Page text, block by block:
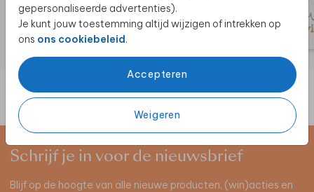
gepersonaliseerde advertenties).
Je kunt jouw toestemming altijd wijzigen of intrekken op
ons ons cookiebeleid.
Accepteren
Weigeren
Schrijf je in voor de nieuwsbrief
Blijf op de hoogte van alle nieuwe producten, (win)acties en